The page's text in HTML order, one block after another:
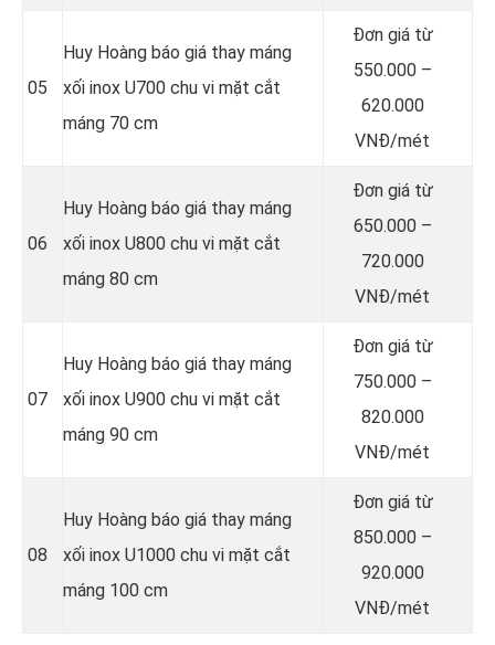
05
Huy Hoàng báo giá thay máng
xối inox U700 chu vi mặt cắt
máng 70 cm
Đơn giá từ
550.000 –
620.000
VNĐ/mét
06
Huy Hoàng báo giá thay máng
xối inox U800 chu vi mặt cắt
máng 80 cm
Đơn giá từ
650.000 –
720.000
VNĐ/mét
07
Huy Hoàng báo giá thay máng
xối inox U900 chu vi mặt cắt
máng 90 cm
Đơn giá từ
750.000 –
820.000
VNĐ/mét
08
Huy Hoàng báo giá thay máng
xối inox U1000 chu vi mặt cắt
máng 100 cm
Đơn giá từ
850.000 –
920.000
VNĐ/mét